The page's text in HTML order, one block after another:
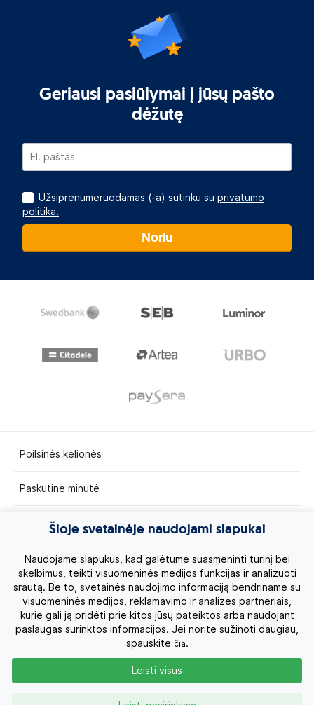
Geriausi pasiūlymai į jūsų pašto
dėžutę
Užsiprenumeruodamas (-a) sutinku su privatumo
politika.
Noriu
Poilsinės kelionės
Paskutinė minutė
Egzotinės kelionės
Kruizai
Kelionės po Lietuvą
Apie mus
Privatumo politika
Šioje svetainėje naudojami slapukai
Naudojame slapukus, kad galėtume suasmeninti turinį bei
skelbimus, teikti visuomeninės medijos funkcijas ir analizuoti
srautą. Be to, svetainės naudojimo informaciją bendriname su
visuomeninės medijos, reklamavimo ir analizės partneriais,
kurie gali ją pridėti prie kitos jūsų pateiktos arba naudojant
paslaugas surinktos informacijos. Jei norite sužinoti daugiau,
spauskite čia.
Leisti visus